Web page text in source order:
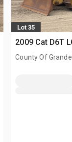
Lot 35
2009 Cat D6T
County Of